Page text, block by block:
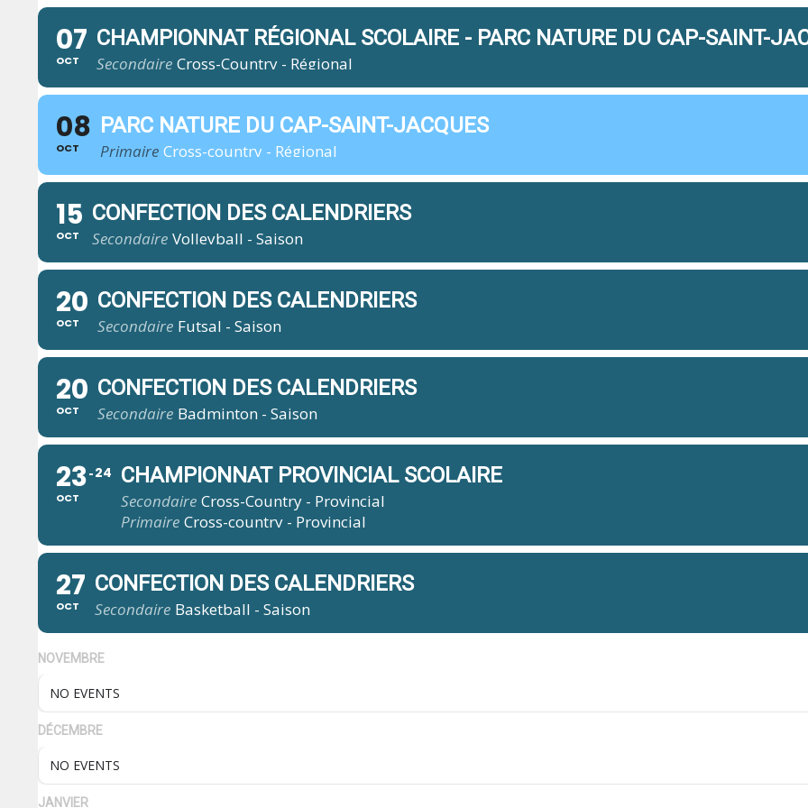
07
OCT
CHAMPIONNAT RÉGIONAL SCOLAIRE - PARC NATURE DU CAP-SAINT-
Secondaire Cross-Country - Régional
08
OCT
PARC NATURE DU CAP-SAINT-JACQUES
Primaire Cross-country - Régional
15
OCT
CONFECTION DES CALENDRIERS
Secondaire Volleyball - Saison
20
OCT
CONFECTION DES CALENDRIERS
Secondaire Futsal - Saison
20
OCT
CONFECTION DES CALENDRIERS
Secondaire Badminton - Saison
23
OCT
24 CHAMPIONNAT PROVINCIAL SCOLAIRE
Secondaire Cross-Country - Provincial
Primaire Cross-country - Provincial
27
OCT
CONFECTION DES CALENDRIERS
Secondaire Basketball - Saison
NOVEMBRE
NO EVENTS
DÉCEMBRE
NO EVENTS
JANVIER